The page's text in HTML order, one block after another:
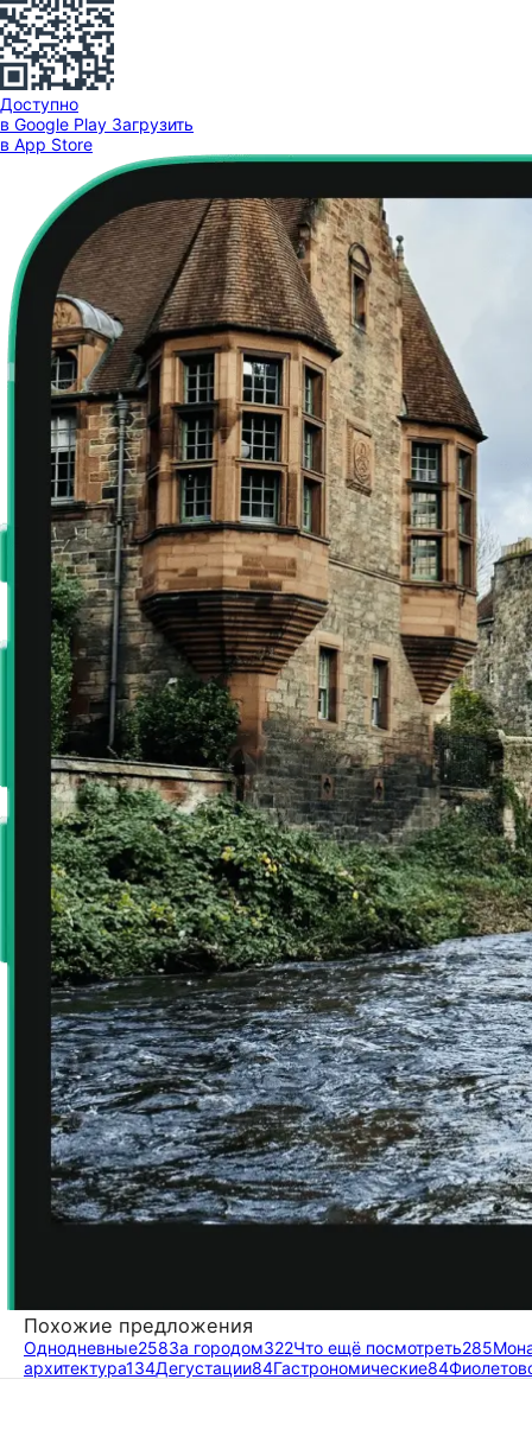
Доступно
в Google Play Загрузить
в App Store
Похожие предложения
Однодневные258За городом322Что ещё посмотреть285
архитектура134Дегустации84Гастрономические84